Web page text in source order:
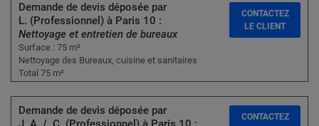
Demande de devis déposée par
L. (Professionnel) à Paris 10 :
Nettoyage et entretien de bureaux
Surface : 75 m²
Nettoyage des Bureaux, cuisine et sanitaires
Total 75 m²
CONTACTEZ
LE CLIENT
Demande de devis déposée par
CONTACTEZ